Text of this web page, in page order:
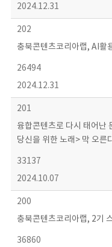
2024.12.31
202
충북콘텐츠코리아랩, AI활
26494
2024.12.31
201
융합콘텐츠로 다시 태어난
당신을 위한 노래> 막 오른
33137
2024.10.07
200
충북콘텐츠코리아랩, 2기
36860